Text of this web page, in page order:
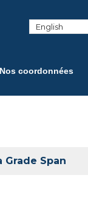
Nos coordonnées
Grade Span